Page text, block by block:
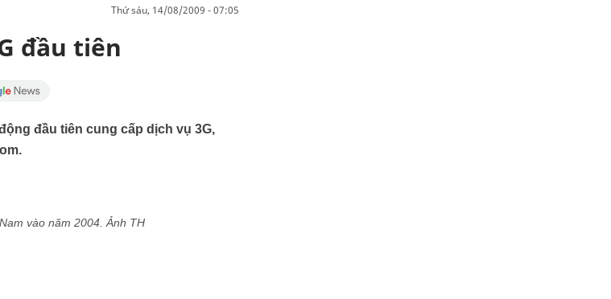
thứ sáu, 14/08/2009 - 07:05
đầu tiên
đầu tiên cung cấp dịch vụ 3G,
vào năm 2004. Ảnh TH